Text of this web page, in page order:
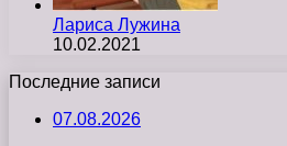
Лариса Лужина
10.02.2021
Последние записи
07.08.2026